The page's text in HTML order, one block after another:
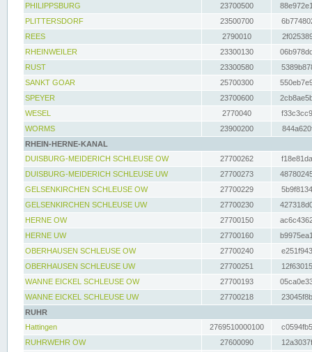
PHILIPPSBURG
23700500
PLITTERSDORF
23500700
REES
2790010
RHEINWEILER
23300130
RUST
23300580
SANKT GOAR
25700300
SPEYER
23700600
WESEL
2770040
WORMS
23900200
RHEIN-HERNE-KANAL
DUISBURG-MEIDERICH SCHLEUSE OW
27700262
DUISBURG-MEIDERICH SCHLEUSE UW
27700273
GELSENKIRCHEN SCHLEUSE OW
27700229
GELSENKIRCHEN SCHLEUSE UW
27700230
HERNE OW
27700150
HERNE UW
27700160
OBERHAUSEN SCHLEUSE OW
27700240
OBERHAUSEN SCHLEUSE UW
27700251
WANNE EICKEL SCHLEUSE OW
27700193
WANNE EICKEL SCHLEUSE UW
27700218
RUHR
Hattingen
2769510000100
RUHRWEHR OW
27600090